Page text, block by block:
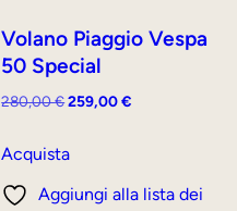
Volano Piaggio Vespa
50 Special
280,00€Il
originale
280,00 €.
259,00€
259,00 €.
Acquista
Aggiungi alla lista dei